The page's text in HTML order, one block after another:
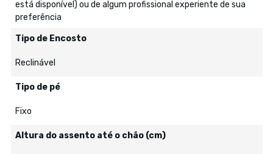
está disponível) ou de algum profissional experiente de sua
preferência
Tipo de Encosto
Reclinável
Tipo de pé
Fixo
Altura do assento até o chão (cm)